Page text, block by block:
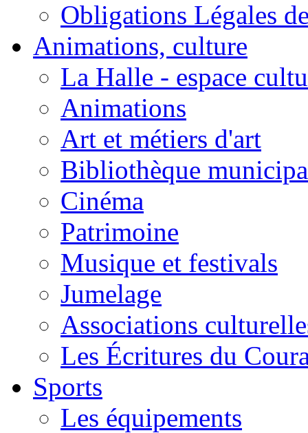
Obligations Légales
Animations, culture
La Halle - espace
Animations
Art et métiers d'art
Bibliothèque
Cinéma
Patrimoine
Musique et festivals
Jumelage
Associations
Les Écritures du
Sports
Les équipements